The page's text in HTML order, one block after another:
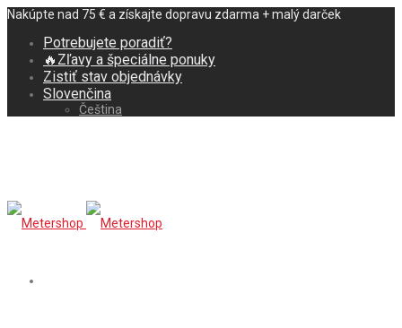
Nakúpte nad 75 € a získajte dopravu zdarma + malý darček
Potrebujete poradiť?
🔥Zľavy a špeciálne ponuky
Zistiť stav objednávky
Slovenčina
Čeština